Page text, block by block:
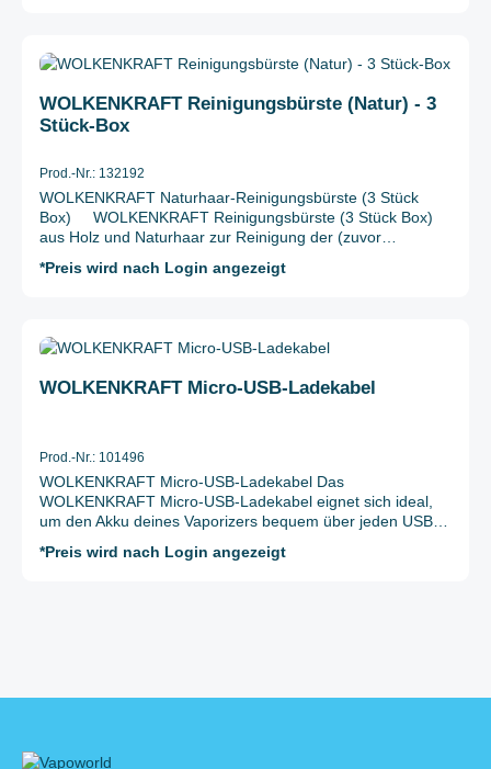
Adapter mit 14-mm-Schnitt.
Reinigungstuch (alkoholfrei) in der Box
Durchschnittliche Bewertung von 4.6 von 5 Sternen
WOLKENKRAFT Reinigungsbürste (Natur) - 3
Stück-Box
Prod.-Nr.: 132192
WOLKENKRAFT Naturhaar-Reinigungsbürste (3 Stück
Box) WOLKENKRAFT Reinigungsbürste (3 Stück Box)
aus Holz und Naturhaar zur Reinigung der (zuvor
Lieferumfang: 3x WOLKENKRAFT Reinigungsbürste
*Preis wird nach Login angezeigt
Durchschnittliche Bewertung von 5 von 5 Sternen
WOLKENKRAFT Micro-USB-Ladekabel
Prod.-Nr.: 101496
WOLKENKRAFT Micro-USB-Ladekabel Das
WOLKENKRAFT Micro-USB-Ladekabel eignet sich ideal,
um den Akku deines Vaporizers bequem über jeden USB-
Netzadapter oder an einer Powerbank. Es ist kompakt,
*Preis wird nach Login angezeigt